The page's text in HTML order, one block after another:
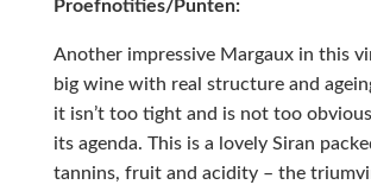
Proefnotities/Punten:
Another impressive Margaux in this
big wine with real structure and
it isn’t too tight and is not too
its agenda. This is a lovely Siran
tannins, fruit and acidity – the